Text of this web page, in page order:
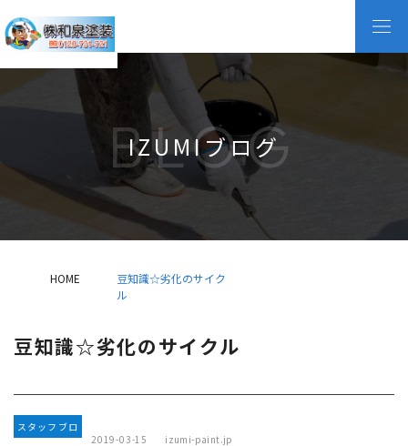
IZUMIブログ
BLOG
HOME
豆知識☆劣化のサイク
ル
豆知識☆劣化のサイクル
スタッフブロ
2019-03-15 izumi-paint.jp